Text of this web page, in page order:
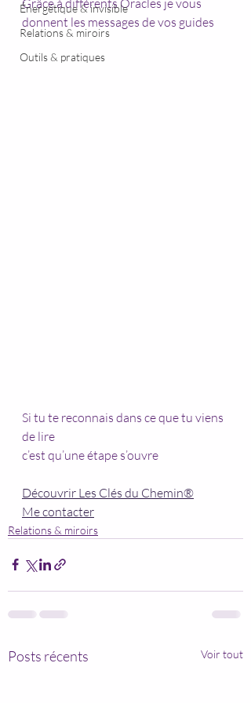
Énergétique & invisible
Relations & miroirs
Outils & pratiques
Grâce à différents Oracles je vous
donnent les messages de vos guides
Si tu te reconnais dans ce que tu viens
de lire
c’est qu’une étape s’ouvre
Découvrir Les Clés du Chemin®
Me contacter
Relations & miroirs
Posts récents Voir tout